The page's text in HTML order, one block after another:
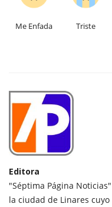
Me Enfada Triste
Editora
"Séptima Página
la ciudad de Linares